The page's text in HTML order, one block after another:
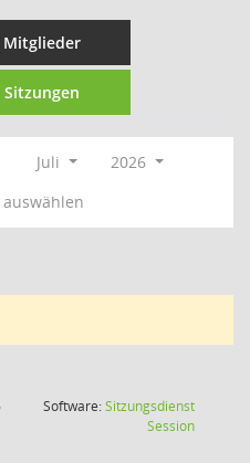
Mitglieder
Sitzungen
Juli
2026
Software:Sitzungsdienst
Session(Wird in